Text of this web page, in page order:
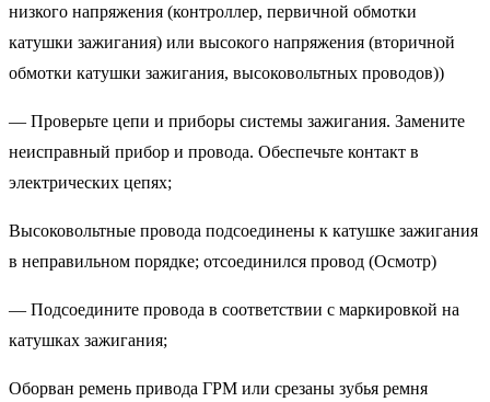
низкого напряжения (контроллер, первичной обмотки
катушки зажигания) или высокого напряжения (вторичной
обмотки катушки зажигания, высоковольтных проводов))
— Проверьте цепи и приборы системы зажигания. Замените
неисправный прибор и провода. Обеспечьте контакт в
электрических цепях;
Высоковольтные провода подсоединены к катушке зажигания
в неправильном порядке; отсоединился провод (Осмотр)
— Подсоедините провода в соответствии с маркировкой на
катушках зажигания;
Оборван ремень привода ГРМ или срезаны зубья ремня